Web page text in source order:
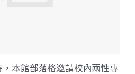
本館部落格邀請校內兩性專